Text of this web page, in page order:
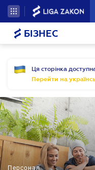
БІЗНЕС
Ця сторінка
Перейти на
Персонал